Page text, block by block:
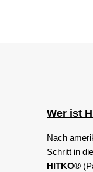
Wer ist
Nach
Schritt in
HITKO®